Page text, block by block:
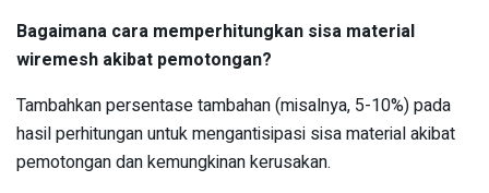
Bagaimana cara memperhitungkan sisa material
wiremesh akibat pemotongan?
Tambahkan persentase tambahan (misalnya, 5-10%) pada
hasil perhitungan untuk mengantisipasi sisa material akibat
pemotongan dan kemungkinan kerusakan.